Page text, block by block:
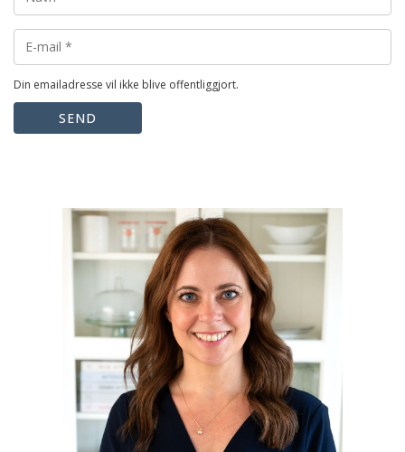
Din emailadresse vil ikke blive offentliggjort.
SEND